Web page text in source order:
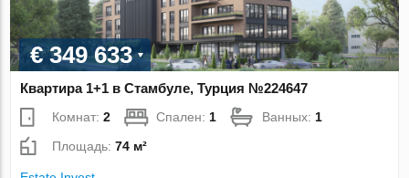
€ 349 633
Квартира 1+1 в Стамбуле, Турция №224647
Комнат:2 Спален: 1 Ванных: 1
Площадь:74 м²